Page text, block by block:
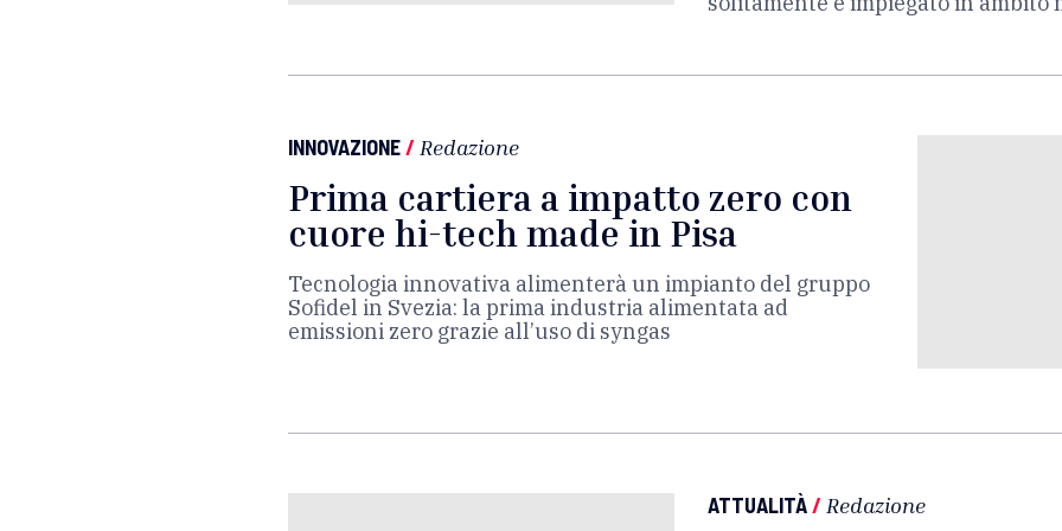
INNOVAZIONE/ Redazione
Prima cartiera a impatto zero con
cuore hi-tech made in Pisa
Tecnologia innovativa alimenterà un impianto del gruppo
Sofidel in Svezia: la prima industria alimentata ad
emissioni zero grazie all’uso di syngas
ATTUALITÀ/ Redazione